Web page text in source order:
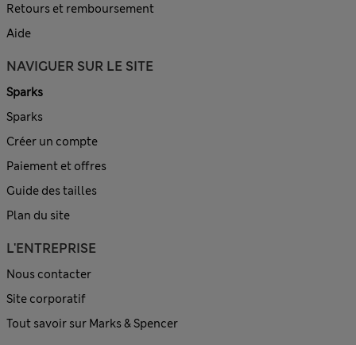
Retours et remboursement
Aide
NAVIGUER SUR LE SITE
Sparks
Sparks
Créer un compte
Paiement et offres
Guide des tailles
Plan du site
L'ENTREPRISE
Nous contacter
Site corporatif
Tout savoir sur Marks & Spencer